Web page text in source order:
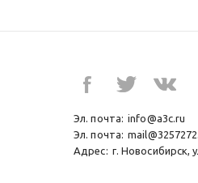
Эл. почта: info@a3c.ru
Эл. почта:
Адрес: г. Новосибирск,